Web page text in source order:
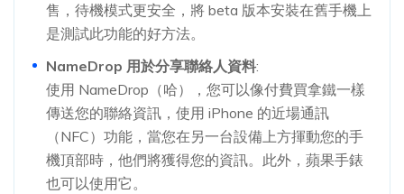
售，待機模式更安全，將 beta 版本安裝在舊手機上
是測試此功能的好方法。
NameDrop 用於分享聯絡人資料:
使用 NameDrop（哈），您可以像付費買拿鐵一樣
傳送您的聯絡資訊，使用 iPhone 的近場通訊
（NFC）功能，當您在另一台設備上方揮動您的手
機頂部時，他們將獲得您的資訊。此外，蘋果手錶
也可以使用它。